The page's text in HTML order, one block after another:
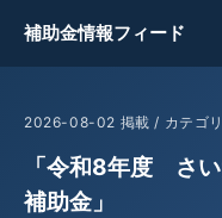
補助金情報フィード
2026-08-02 掲載 / カテゴ
「令和8年度 さ
補助金」